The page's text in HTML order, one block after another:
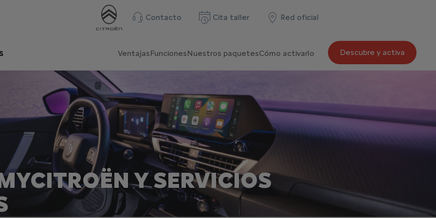
Contacto Cita taller Red oficial
VentajasFuncionesNuestros paquetesCómo activarlo Descubre y activa
Y SERVICIOS